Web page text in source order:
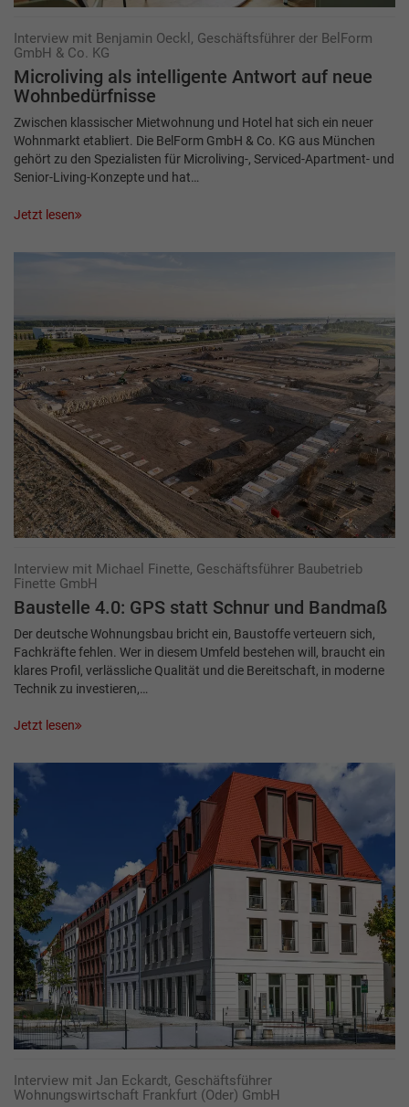
Interview mit Benjamin Oeckl, Geschäftsführer der BelForm
GmbH & Co. KG
Microliving als intelligente Antwort auf neue
Wohnbedürfnisse
Zwischen klassischer Mietwohnung und Hotel hat sich ein neuer
Wohnmarkt etabliert. Die BelForm GmbH & Co. KG aus München
gehört zu den Spezialisten für Microliving-, Serviced-Apartment- und
Senior-Living-Konzepte und hat…
Jetzt lesen
Interview mit Michael Finette, Geschäftsführer Baubetrieb
Finette GmbH
Baustelle 4.0: GPS statt Schnur und Bandmaß
Der deutsche Wohnungsbau bricht ein, Baustoffe verteuern sich,
Fachkräfte fehlen. Wer in diesem Umfeld bestehen will, braucht ein
klares Profil, verlässliche Qualität und die Bereitschaft, in moderne
Technik zu investieren,…
Jetzt lesen
Interview mit Jan Eckardt, Geschäftsführer
Wohnungswirtschaft Frankfurt (Oder) GmbH